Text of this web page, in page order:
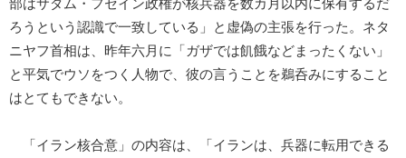
部はサダム・フセイン政権が核兵器を数カ月以内に保有するだ
ろうという認識で一致している」と虚偽の主張を行った。ネタ
ニヤフ首相は、昨年六月に「ガザでは飢餓などまったくない」
と平気でウソをつく人物で、彼の言うことを鵜呑みにすること
はとてもできない。
「イラン核合意」の内容は、「イランは、兵器に転用できる